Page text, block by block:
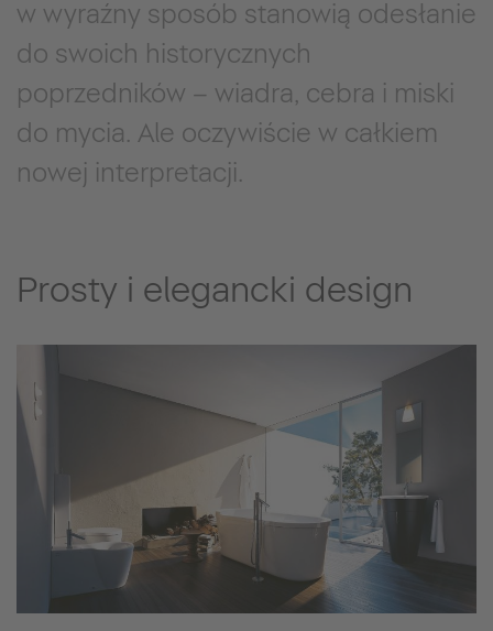
w wyraźny sposób stanowią odesłanie
do swoich historycznych
poprzedników – wiadra, cebra i miski
do mycia. Ale oczywiście w całkiem
nowej interpretacji.
Prosty i elegancki design